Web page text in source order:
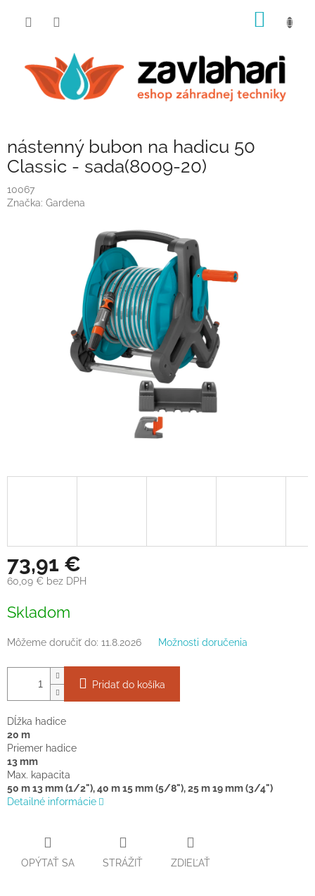
nástenný bubon na hadicu 50
Classic - sada(8009-20)
10067
Značka: Gardena
73,91 €
60,09 € bez DPH
cena:
Skladom
Môžeme doručiť do: 11.8.2026 Možnosti doručenia
Pridať do košíka
Dĺžka hadice
20 m
Priemer hadice
13 mm
Max. kapacita
50 m 13 mm (1/2"), 40 m 15 mm (5/8"), 25 m 19 mm (3/4")
Detailné informácie
OPÝTAŤ SA STRÁŽIŤ ZDIEĽAŤ